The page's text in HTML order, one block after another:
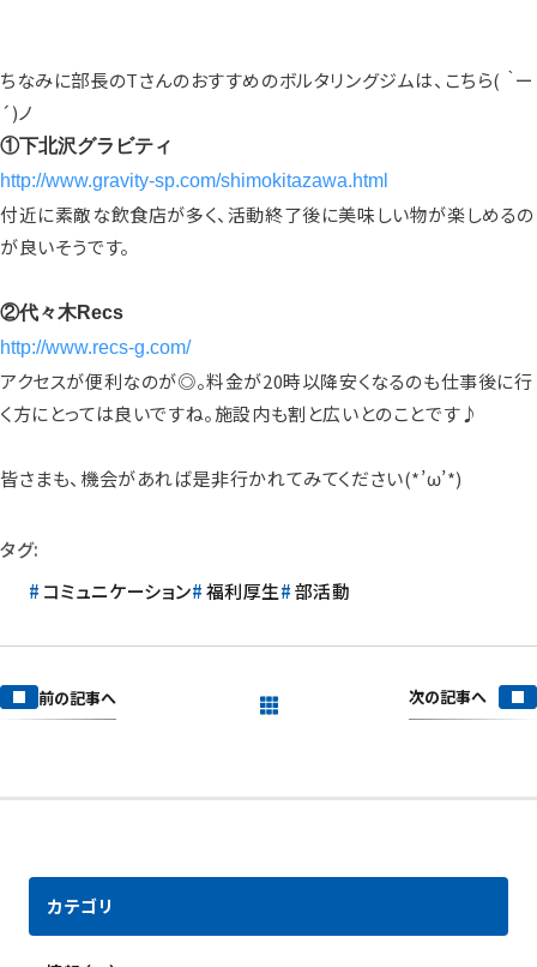
ちなみに部長のTさんのおすすめのボルタリングジムは、こちら( ｀ー
´)ノ
①下北沢グラビティ
http://www.gravity-sp.com/shimokitazawa.html
付近に素敵な飲食店が多く、活動終了後に美味しい物が楽しめるの
が良いそうです。
②代々木Recs
http://www.recs-g.com/
アクセスが便利なのが◎。料金が20時以降安くなるのも仕事後に行
く方にとっては良いですね。施設内も割と広いとのことです♪
皆さまも、機会があれば是非行かれてみてください(*’ω’*)
タグ:
コミュニケーション
福利厚生 部活動
前の記事へ 次の記事へ
カテゴリ